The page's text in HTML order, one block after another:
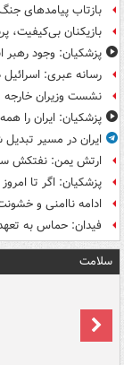
بازتاب پیامدهای
بازیکنان بی‌کیفیت،
پزشکیان: وجود
رسانه عبری:
نشست وزیران خارجه
پزشکیان: ایران را
ایران در مسیر
ارتش یمن: نفتکش
پزشکیان: اگر تا
ادامه ناامنی و
فیدان: حماس به
سلامت